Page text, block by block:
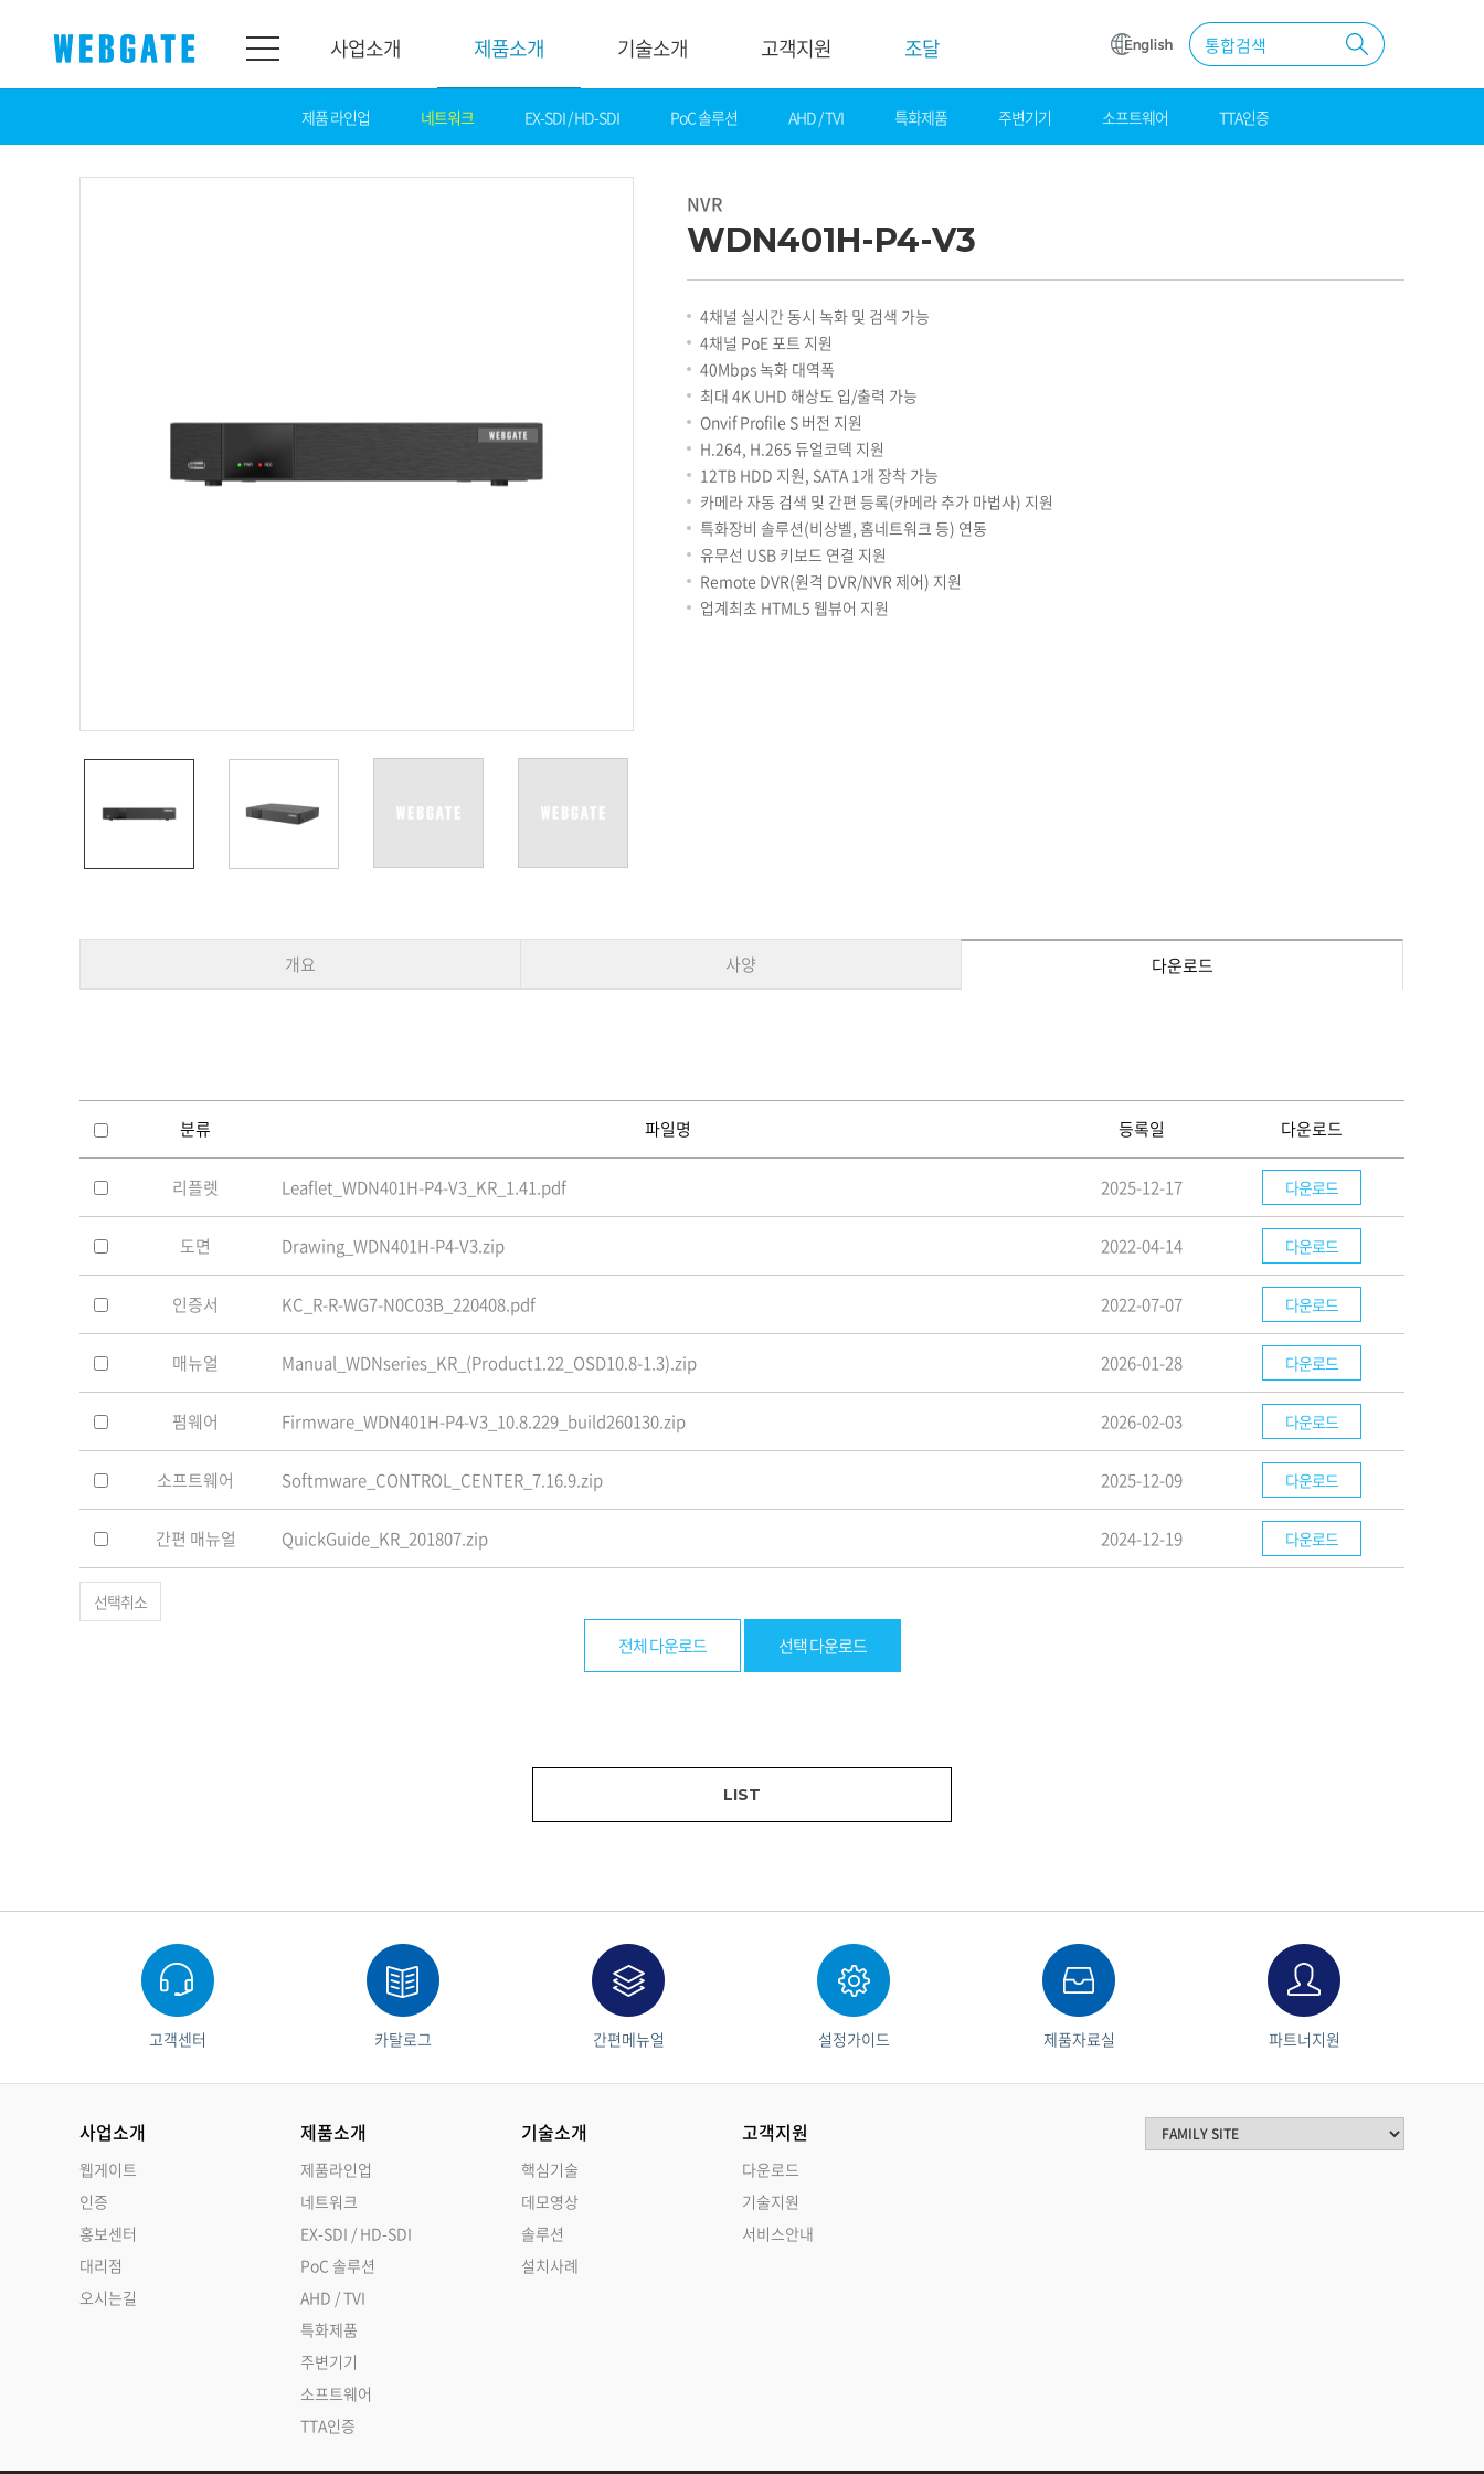
제품소개
자동 게이트 솔루션
기타
소프트웨어
TTA인증
NVR / DVR
카메라
기술소개
데모영상
화재감지
호텔&레저
게임&카지노
공공&교육
설치사례
고객지원
제품자료
소프트웨어
간편 매뉴얼
카탈로그
기타자료
기술지원
기술자료
용어사전
A/S 안내
조달
사업소개 제품소개
제품 라인업 네트워크 EX-SDI / HD-SDI PoC 솔루션 AHD / TVI 특화제품 주변기기 소프트웨어 TTA인증
기술소개 고객지원 조달 통합검색
NVR
WDN401H-P4-V3
4채널 실시간 동시 녹화 및 검색 가능
4채널 PoE 포트 지원
40Mbps 녹화 대역폭
최대 4K UHD 해상도 입/출력 가능
Onvif Profile S 버전 지원
H.264, H.265 듀얼코덱 지원
12TB HDD 지원, SATA 1개 장착 가능
카메라 자동 검색 및 간편 등록(카메라 추가 마법사) 지원
특화장비 솔루션(비상벨, 홈네트워크 등) 연동
유무선 USB 키보드 연결 지원
Remote DVR(원격 DVR/NVR 제어) 지원
업계최초 HTML5 웹뷰어 지원
개요 사양 다운로드
분류 파일명 등록일 다운로드
리플렛 Leaflet_WDN401H-P4-V3_KR_1.41.pdf 2025-12-17 다운로드
도면 Drawing_WDN401H-P4-V3.zip 2022-04-14 다운로드
인증서 KC_R-R-WG7-N0C03B_220408.pdf 2022-07-07 다운로드
매뉴얼 Manual_WDNseries_KR_(Product1.22_OSD10.8-1.3).zip 2026-01-28 다운로드
펌웨어 Firmware_WDN401H-P4-V3_10.8.229_build260130.zip 2026-02-03 다운로드
소프트웨어 Softmware_CONTROL_CENTER_7.16.9.zip 2025-12-09 다운로드
간편 매뉴얼 QuickGuide_KR_201807.zip 2024-12-19 다운로드
선택취소
전체 다운로드 선택 다운로드
LIST
고객센터 카탈로그 간편메뉴얼 설정가이드 제품자료실 파트너지원
사업소개
웹게이트
인증
홍보센터
대리점
오시는길
제품소개
제품라인업
네트워크
EX-SDI / HD-SDI
PoC 솔루션
AHD / TVI
특화제품
주변기기
소프트웨어
TTA인증
기술소개
핵심기술
데모영상
솔루션
설치사례
고객지원
다운로드
기술지원
서비스안내